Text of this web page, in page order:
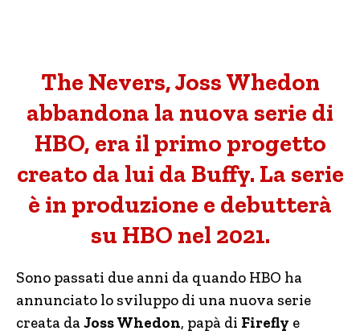
The Nevers, Joss Whedon
abbandona la nuova serie di
HBO, era il primo progetto
creato da lui da Buffy. La serie
è in produzione e debutterà
su HBO nel 2021.
Sono passati due anni da quando HBO ha
annunciato lo sviluppo di una nuova serie
creata daJoss Whedon, papà di Firefly e